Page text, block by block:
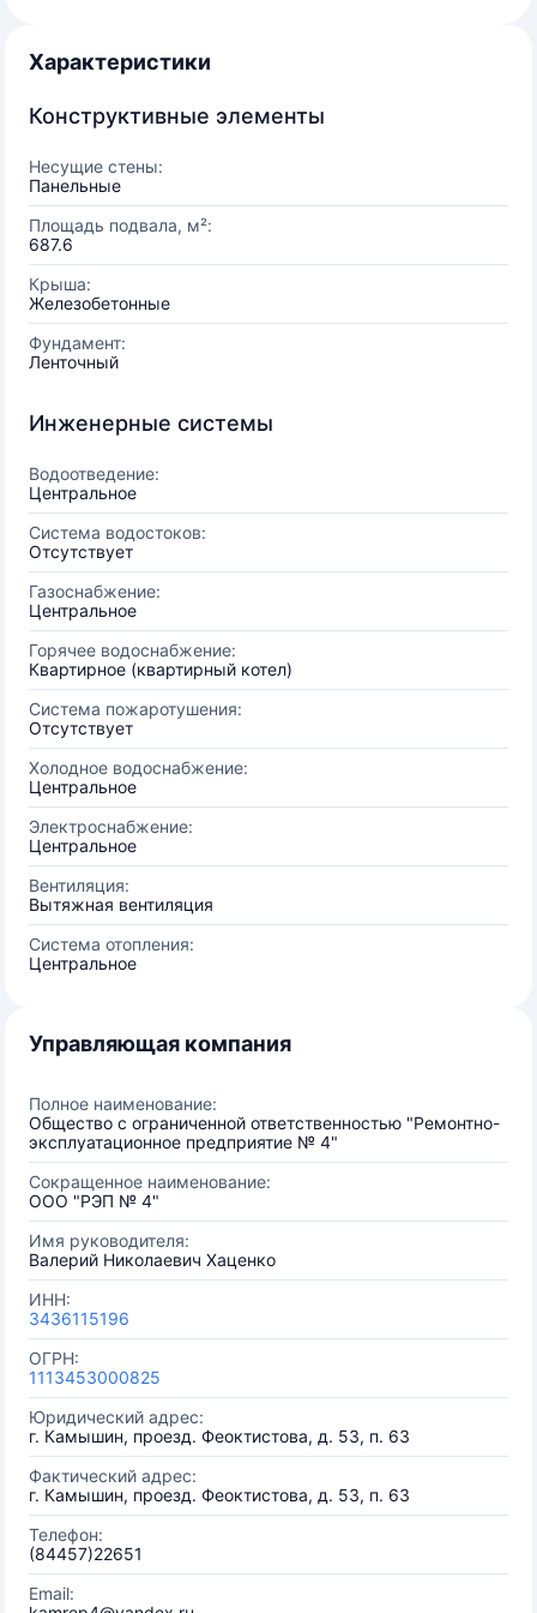
Характеристики
Конструктивные элементы
Несущие стены:
Панельные
Площадь подвала, м²:
687.6
Крыша:
Железобетонные
Фундамент:
Ленточный
Инженерные системы
Водоотведение:
Центральное
Система водостоков:
Отсутствует
Газоснабжение:
Центральное
Горячее водоснабжение:
Квартирное (квартирный котел)
Система пожаротушения:
Отсутствует
Холодное водоснабжение:
Центральное
Электроснабжение:
Центральное
Вентиляция:
Вытяжная вентиляция
Система отопления:
Центральное
Управляющая компания
Полное наименование:
Общество с ограниченной ответственностью "Ремонтно-
эксплуатационное предприятие № 4"
Сокращенное наименование:
ООО "РЭП № 4"
Имя руководителя:
Валерий Николаевич Хаценко
ИНН:
3436115196
ОГРН:
1113453000825
Юридический адрес:
г. Камышин, проезд. Феоктистова, д. 53, п. 63
Фактический адрес:
г. Камышин, проезд. Феоктистова, д. 53, п. 63
Телефон:
(84457)22651
Email: